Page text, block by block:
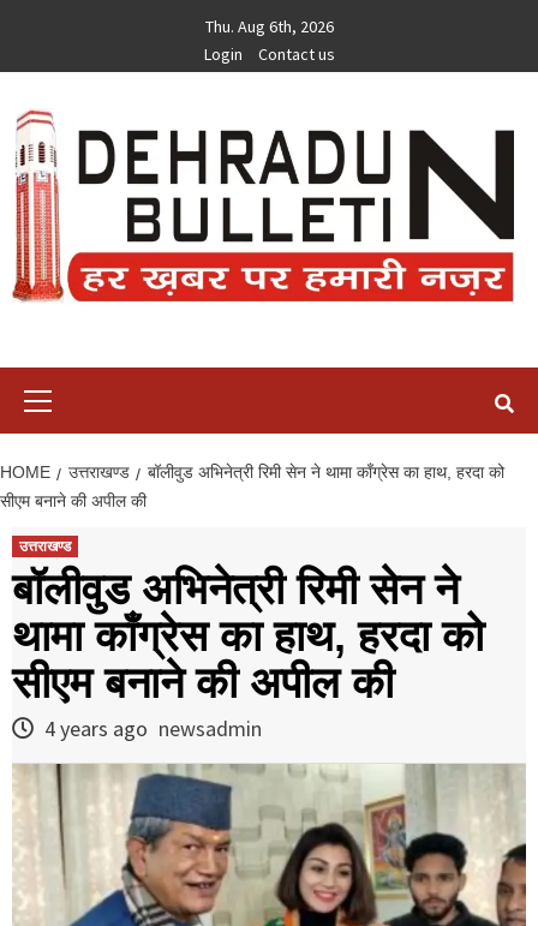
content
Thu. Aug 6th, 2026
Login
Contact us
HOME उत्तराखण्ड
बॉलीवुड अभिनेत्री रिमी सेन ने थामा काँग्रेस का हाथ, हरदा को
सीएम बनाने की अपील की
उत्तराखण्ड
बॉलीवुड अभिनेत्री रिमी सेन ने
थामा काँग्रेस का हाथ, हरदा को
सीएम बनाने की अपील की
4 years ago newsadmin